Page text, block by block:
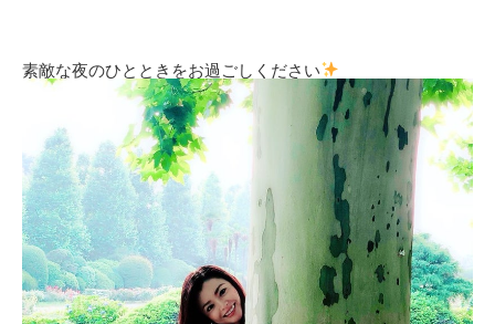
素敵な夜のひとときをお過ごしください